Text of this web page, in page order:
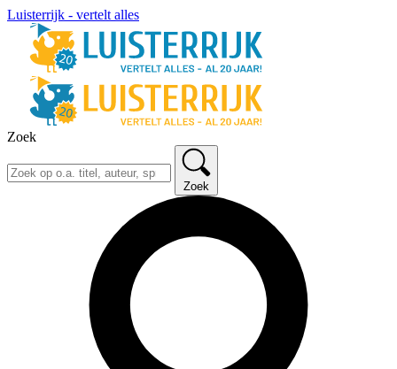
Luisterrijk - vertelt alles
Zoek
Zoek